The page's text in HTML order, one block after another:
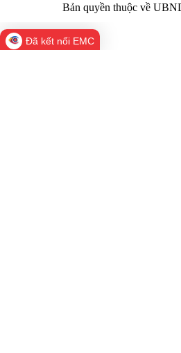
Bản quyền thuộc về
Đã kết nối EMC